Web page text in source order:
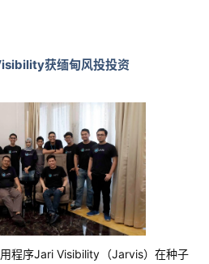
获缅甸风投投资
程序Jari Visibility（Jarvis）在种子